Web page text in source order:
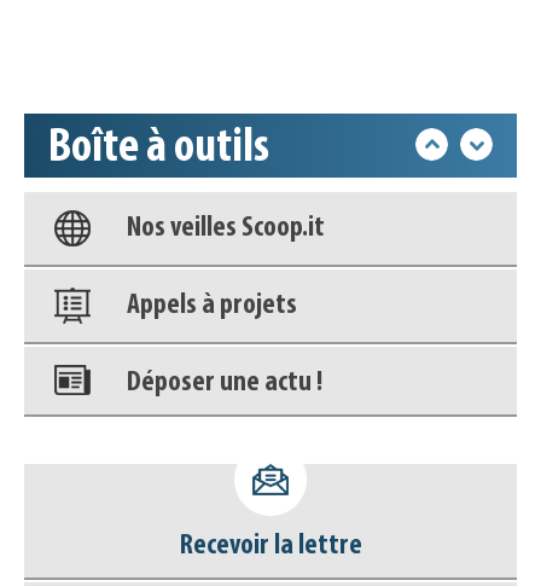
Boîte à outils
Base documentaire
Nos veilles Scoop.it
Appels à projets
Déposer une actu !
déconnecter)
Base documentaire
Recevoir la lettre